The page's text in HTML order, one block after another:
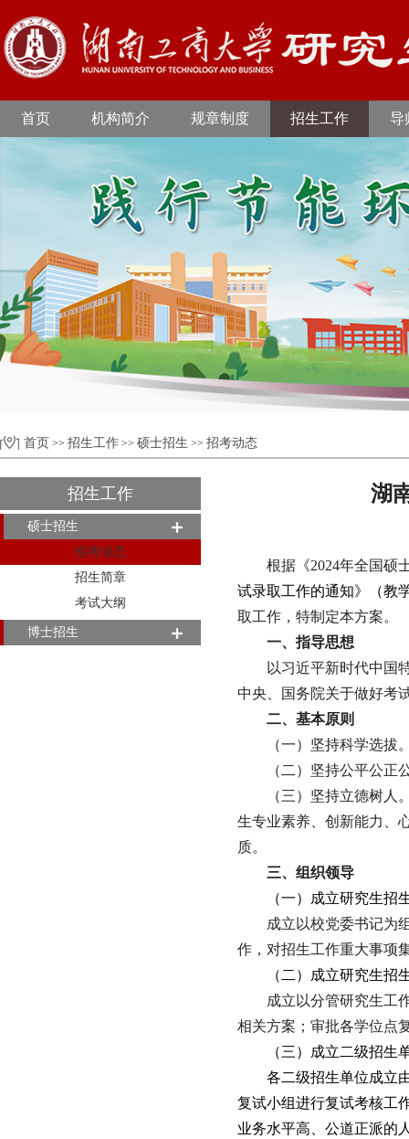
首页 机构简介 规章制度 招生工作 导
首页 >> 招生工作 >> 硕士招生 >> 招考动态
招生工作
硕士招生
招考动态
招生简章
考试大纲
博士招生
湖
根据《2024年全国硕
试录取工作的通知》（教
取工作，特制定本方案。
一、指导思想
以习近平新时代中国
中央、国务院关于做好考
二、基本原则
（一）坚持科学选
（二）坚持公平公
（三）坚持立德树
生专业素养、创新能力、
质。
三、组织领导
（一）成立研究生招
成立以校党委书记为
作，对招生工作重大事项
（二）成立研究生招
成立以分管研究生工
相关方案；审批各学位点
（三）成立二级招生
各二级招生单位成立
复试小组进行复试考核工
业务水平高、公道正派的